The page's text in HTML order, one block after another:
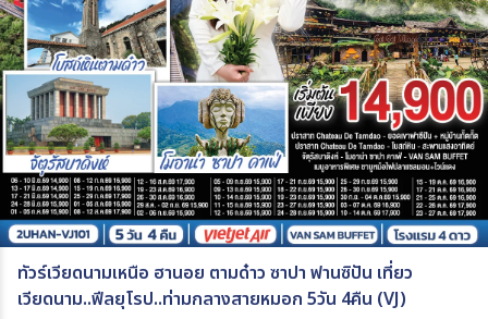
ทัวร์เวียดนามเหนือ ฮานอย ตามด๋าว ซาปา ฟานซิปัน เที่ยว
เวียดนาม..ฟีลยุโรป..ท่ามกลางสายหมอก 5วัน 4คืน (VJ)